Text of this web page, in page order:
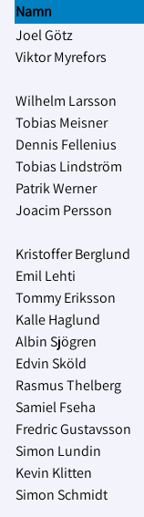
Namn
Joel Götz
Viktor Myrefors
Wilhelm Larsson
Tobias Meisner
Dennis Fellenius
Tobias Lindström
Patrik Werner
Joacim Persson
Kristoffer Berglund
Emil Lehti
Tommy Eriksson
Kalle Haglund
Albin Sjögren
Edvin Sköld
Rasmus Thelberg
Samiel Fseha
Fredric Gustavsson
Simon Lundin
Kevin Klitten
Simon Schmidt